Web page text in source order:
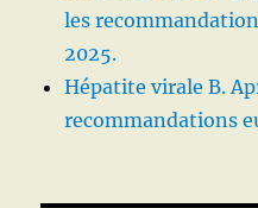
les
2025.
Hépatite virale B.
recommandations